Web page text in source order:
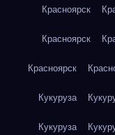
Красноярск
Красноярск
Красноярск
Кукуруза
Кукуруза